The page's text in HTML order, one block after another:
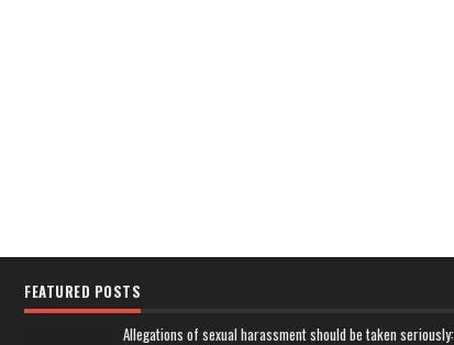
FEATURED POSTS
Allegations of sexual harassment should be taken seriously: